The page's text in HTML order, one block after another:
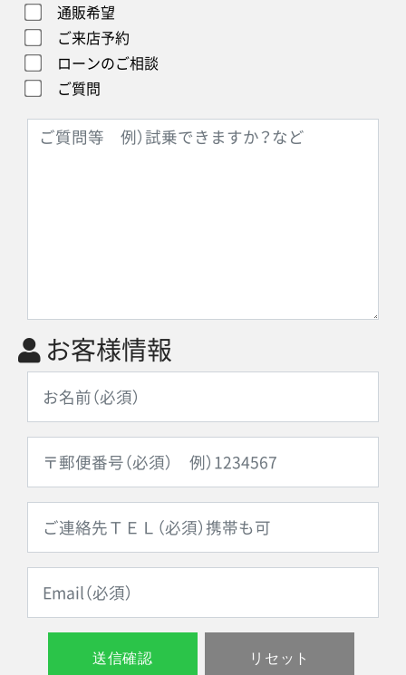
通販希望
ご来店予約
ローンのご相談
ご質問
お客様情報